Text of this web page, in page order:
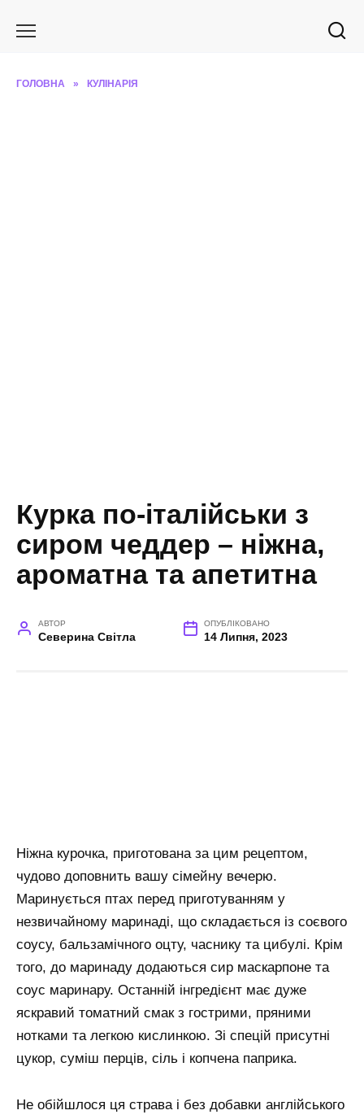
ГОЛОВНА » КУЛІНАРІЯ
Курка по-італійськи з
сиром чеддер – ніжна,
ароматна та апетитна
АВТОР
Северина Світла
ОПУБЛІКОВАНО
14 Липня, 2023
Ніжна курочка, приготована за цим рецептом,
чудово доповнить вашу сімейну вечерю.
Маринується птах перед приготуванням у
незвичайному маринаді, що складається із соєвого
соусу, бальзамічного оцту, часнику та цибулі. Крім
того, до маринаду додаються сир маскарпоне та
соус маринару. Останній інгредієнт має дуже
яскравий томатний смак з гострими, пряними
нотками та легкою кислинкою. Зі спецій присутні
цукор, суміш перців, сіль і копчена паприка.
Не обійшлося ця страва і без добавки англійського